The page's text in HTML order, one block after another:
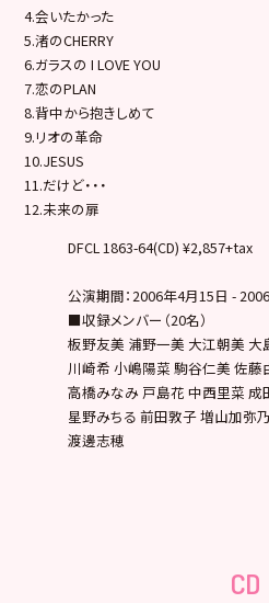
4.会いたかった
5.渚のCHERRY
6.ガラスの I LOVE YOU
7.恋のPLAN
8.背中から抱きしめて
9.リオの革命
10.JESUS
11.だけど・・・
12.未来の扉
DFCL 1863-64(CD) ¥2,857+tax
公演期間：2006年4月15日 -
■収録メンバー（20名）
板野友美 浦野一美 大江朝美 大
川崎希 小嶋陽菜 駒谷仁美 佐
高橋みなみ 戸島花 中西里菜 成
星野みちる 前田敦子 増山加弥
渡邊志穂
CD